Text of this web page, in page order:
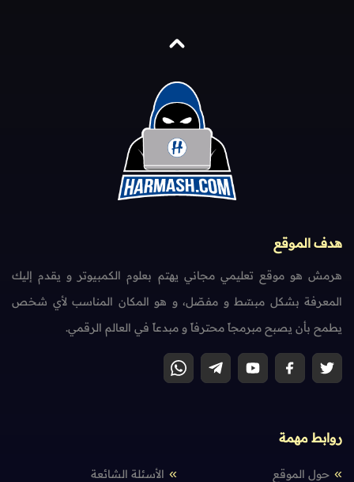
هدف الموقع
هرمش هو موقع تعليمي مجاني يهتم بعلوم الكمبيوتر و يقدم إليك
المعرفة بشكل مبسّط و مفصّل، و هو المكان المناسب لأي شخص
يطمح بأن يصبح مبرمجاً محترفاً و مبدعاً في العالم الرقمي.
روابط مهمة
حول الموقع الأسئلة الشائعة